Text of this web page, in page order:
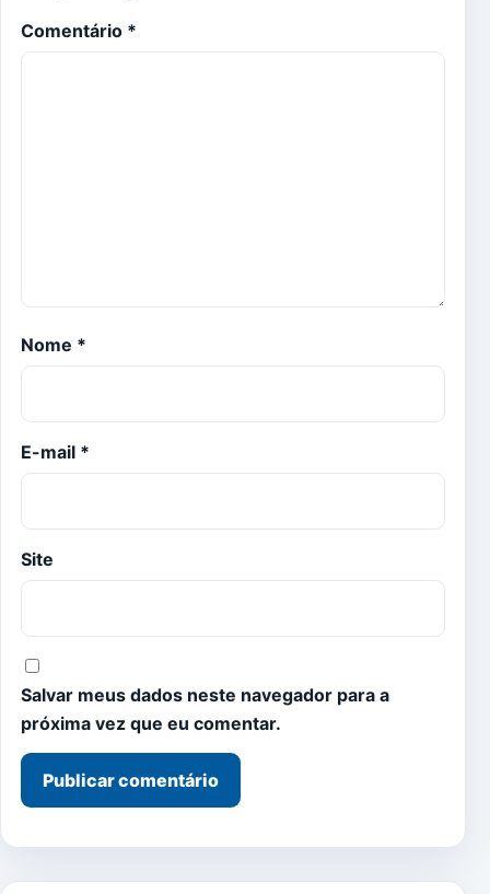
Comentário *
Nome *
E-mail *
Site
Salvar meus dados neste navegador para a
próxima vez que eu comentar.